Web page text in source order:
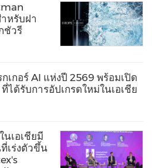
หรับฝา
ชัวรี
เกอร์ AI แห่งปี 2569 พร้อมเปิด
ได้รับการอัปเกรดใหม่ในเอเชีย
เอเชียมี
เร่งตัวขึ้น